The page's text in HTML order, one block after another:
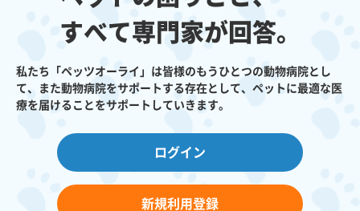
すべて専門家が回答。
私たち「ペッツオーライ」は皆様のもうひとつの動物病院とし
て、また動物病院をサポートする存在として、ペットに最適な医
療を届けることをサポートしていきます。
ログイン
新規利用登録